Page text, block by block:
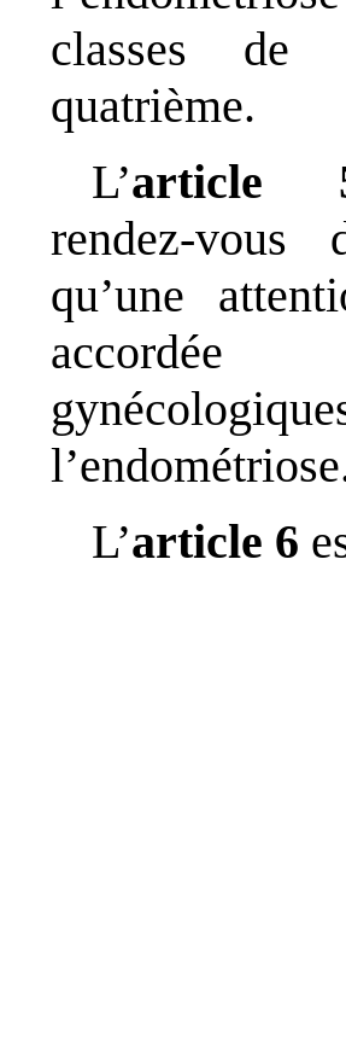
classes de
quatrième.
L’
qu’une
accordée
L’article 6